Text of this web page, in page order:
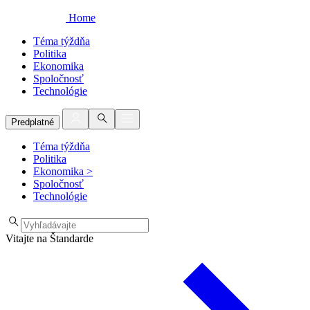
Home
Téma týždňa
Politika
Ekonomika
Spoločnosť
Technológie
Predplatné
Téma týždňa
Politika
Ekonomika >
Spoločnosť
Technológie
Vitajte na Štandarde